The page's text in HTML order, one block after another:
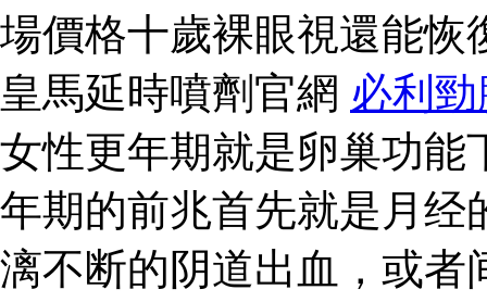
場價格十歲裸眼視還能恢
皇馬延時噴劑官網 必利
女性更年期就是卵巢功能
年期的前兆首先就是月经
漓不断的阴道出血，或者